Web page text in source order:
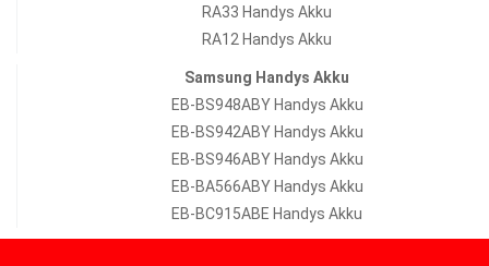
RA33 Handys Akku
RA12 Handys Akku
Samsung Handys Akku
EB-BS948ABY Handys Akku
EB-BS942ABY Handys Akku
EB-BS946ABY Handys Akku
EB-BA566ABY Handys Akku
EB-BC915ABE Handys Akku